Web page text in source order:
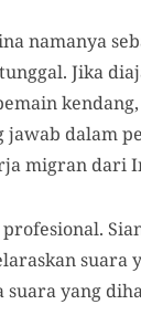
namanya
Jika
dalam
migran dari
suara
yang